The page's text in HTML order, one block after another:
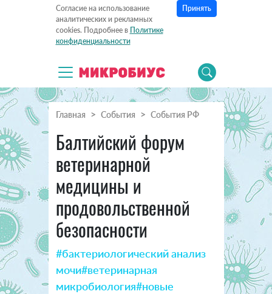
Согласие на использование
аналитических и рекламных
cookies. Подробнее в Политике
конфиденциальности
Принять
Главная События События РФ
Балтийский форум
ветеринарной
медицины и
продовольственной
безопасности
#бактериологический анализ
мочи#ветеринарная
микробиология#новые